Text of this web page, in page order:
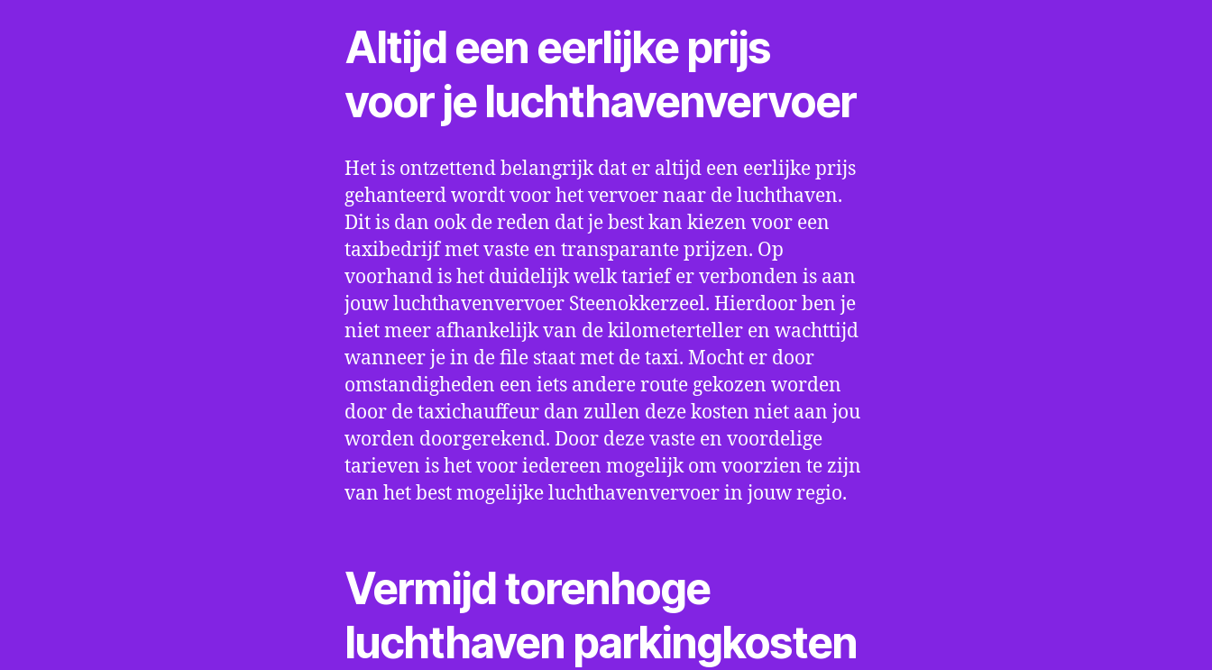
Altijd een eerlijke prijs
voor je luchthavenvervoer
Het is ontzettend belangrijk dat er altijd een eerlijke prijs
gehanteerd wordt voor het vervoer naar de luchthaven.
Dit is dan ook de reden dat je best kan kiezen voor een
taxibedrijf met vaste en transparante prijzen. Op
voorhand is het duidelijk welk tarief er verbonden is aan
jouw luchthavenvervoer Steenokkerzeel. Hierdoor ben je
niet meer afhankelijk van de kilometerteller en wachttijd
wanneer je in de file staat met de taxi. Mocht er door
omstandigheden een iets andere route gekozen worden
door de taxichauffeur dan zullen deze kosten niet aan jou
worden doorgerekend. Door deze vaste en voordelige
tarieven is het voor iedereen mogelijk om voorzien te zijn
van het best mogelijke luchthavenvervoer in jouw regio.
Vermijd torenhoge
luchthaven parkingkosten